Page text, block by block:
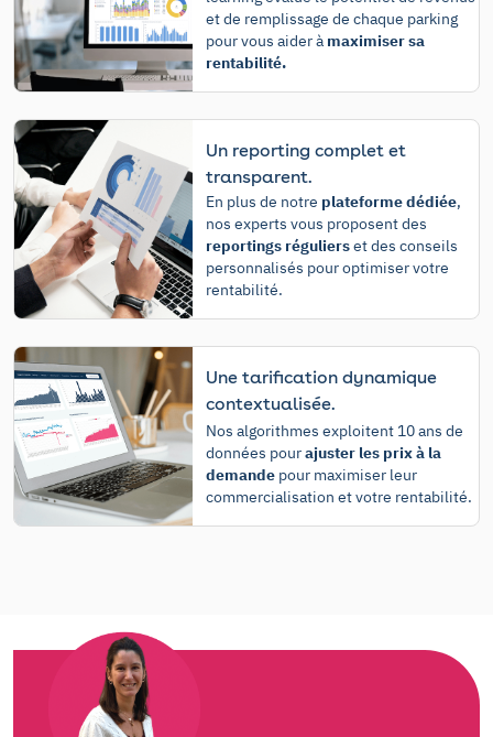
et de remplissage de chaque parking
pour vous aider à maximiser sa
rentabilité.
Un reporting complet et
transparent.
En plus de notre plateforme dédiée,
nos experts vous proposent des
reportings régulierset des conseils
personnalisés pour optimiser votre
rentabilité.
Une tarification dynamique
contextualisée.
Nos algorithmes exploitent 10 ans de
données pourajuster les prix à la
demande pour maximiser leur
commercialisation et votre rentabilité.